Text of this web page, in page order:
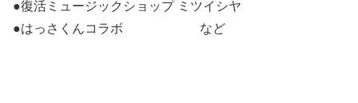
●復活ミュージックショップ ミツイシヤ
●はっさくんコラボ など